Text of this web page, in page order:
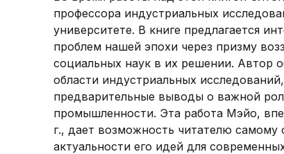
профессора индустриальных
университете. В книге предлагается
проблем нашей эпохи через призму
социальных наук в их решении. Автор
области индустриальных
предварительные выводы о важной
промышленности. Эта работа Мэйо,
г., дает возможность читателю самому
актуальности его идей для